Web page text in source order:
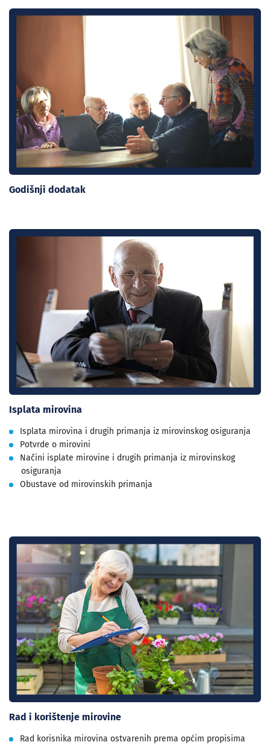
Godišnji dodatak
Isplata mirovina
Isplata mirovina i drugih primanja iz mirovinskog osiguranja
Potvrde o mirovini
Načini isplate mirovine i drugih primanja iz mirovinskog
osiguranja
Obustave od mirovinskih primanja
Rad i korištenje mirovine
Rad korisnika mirovina ostvarenih prema općim propisima